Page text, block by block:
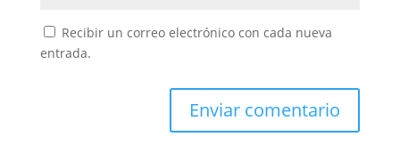
Recibir un correo electrónico con cada nueva
entrada.